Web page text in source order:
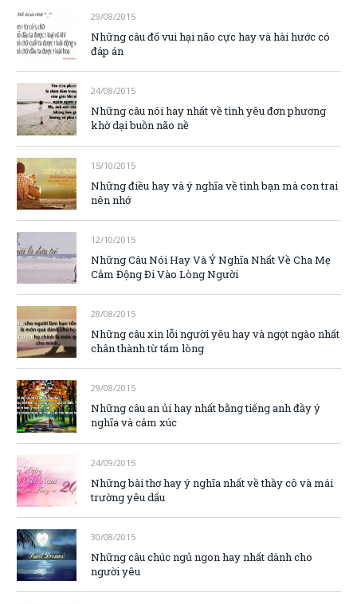
29/08/2015
Những câu đố vui hại não cực hay và hài hước có
đáp án
24/08/2015
Những câu nói hay nhất về tình yêu đơn phương
khờ dại buồn não nề
15/10/2015
Những điều hay và ý nghĩa về tình bạn mà con trai
nên nhớ
12/10/2015
Những Câu Nói Hay Và Ý Nghĩa Nhất Về Cha Mẹ
Cảm Động Đi Vào Lòng Người
28/08/2015
Những câu xin lỗi người yêu hay và ngọt ngào nhất
chân thành từ tấm lòng
29/08/2015
Những câu an ủi hay nhất bằng tiếng anh đầy ý
nghĩa và cảm xúc
24/09/2015
Những bài thơ hay ý nghĩa nhất về thầy cô và mái
trường yêu dấu
30/08/2015
Những câu chúc ngủ ngon hay nhất dành cho
người yêu